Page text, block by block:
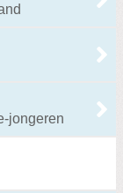
jongeren